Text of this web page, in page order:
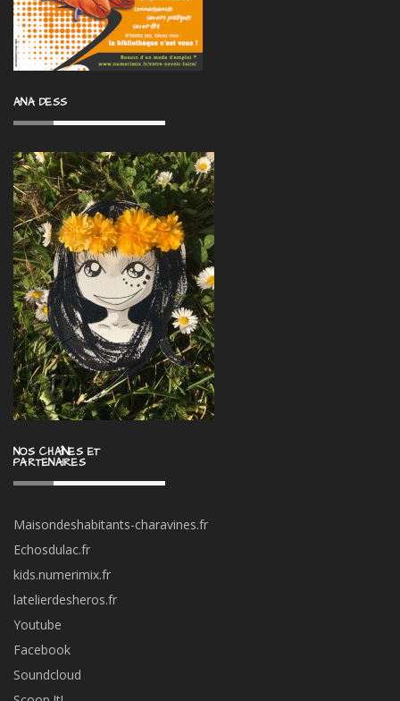
ANA DESS
NOS CHAÎNES ET
PARTENAIRES
Maisondeshabitants-charavines.fr
Echosdulac.fr
kids.numerimix.fr
latelierdesheros.fr
Youtube
Facebook
Soundcloud